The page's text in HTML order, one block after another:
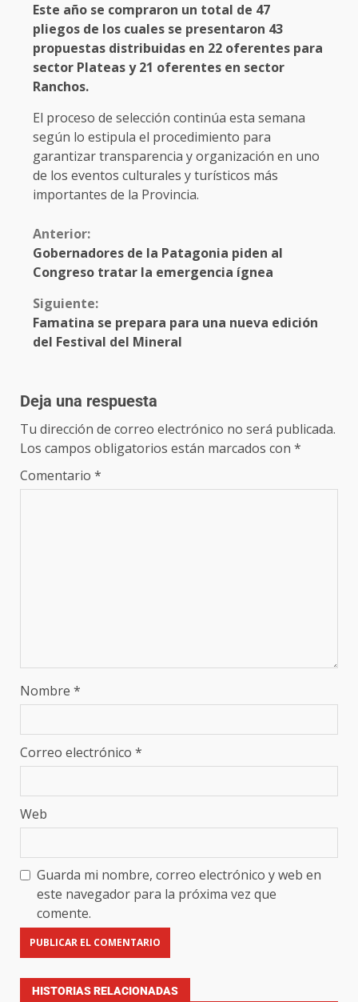
Este año se compraron un total de 47
pliegos de los cuales se presentaron 43
propuestas distribuidas en 22 oferentes para
sector Plateas y 21 oferentes en sector
Ranchos.
El proceso de selección continúa esta semana
según lo estipula el procedimiento para
garantizar transparencia y organización en uno
de los eventos culturales y turísticos más
importantes de la Provincia.
Anterior:
Gobernadores de la Patagonia piden al
Congreso tratar la emergencia ígnea
Siguiente:
Famatina se prepara para una nueva edición
del Festival del Mineral
Deja una respuesta
Tu dirección de correo electrónico no será publicada.
Los campos obligatorios están marcados con *
Comentario *
Nombre *
Correo electrónico *
Web
Guarda mi nombre, correo electrónico y web en
este navegador para la próxima vez que
comente.
HISTORIAS RELACIONADAS